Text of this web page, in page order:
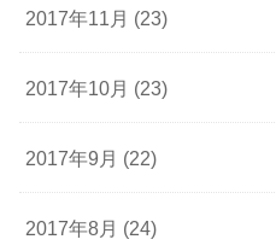
2017年11月 (23)
2017年10月 (23)
2017年9月 (22)
2017年8月 (24)